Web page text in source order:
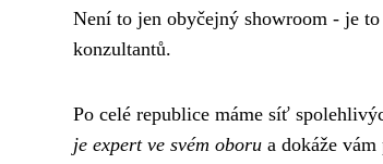
Není to jen obyčejný showroom - je
konzultantů.
Po celé republice máme síť
je expert ve svém oboru a dokáže